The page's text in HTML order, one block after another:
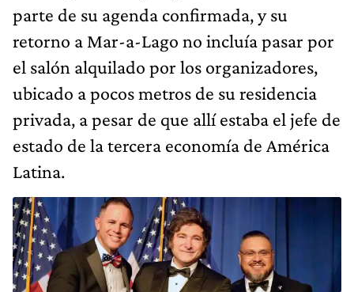
parte de su agenda confirmada, y su
retorno a Mar-a-Lago no incluía pasar por
el salón alquilado por los organizadores,
ubicado a pocos metros de su residencia
privada, a pesar de que allí estaba el jefe de
estado de la tercera economía de América
Latina.